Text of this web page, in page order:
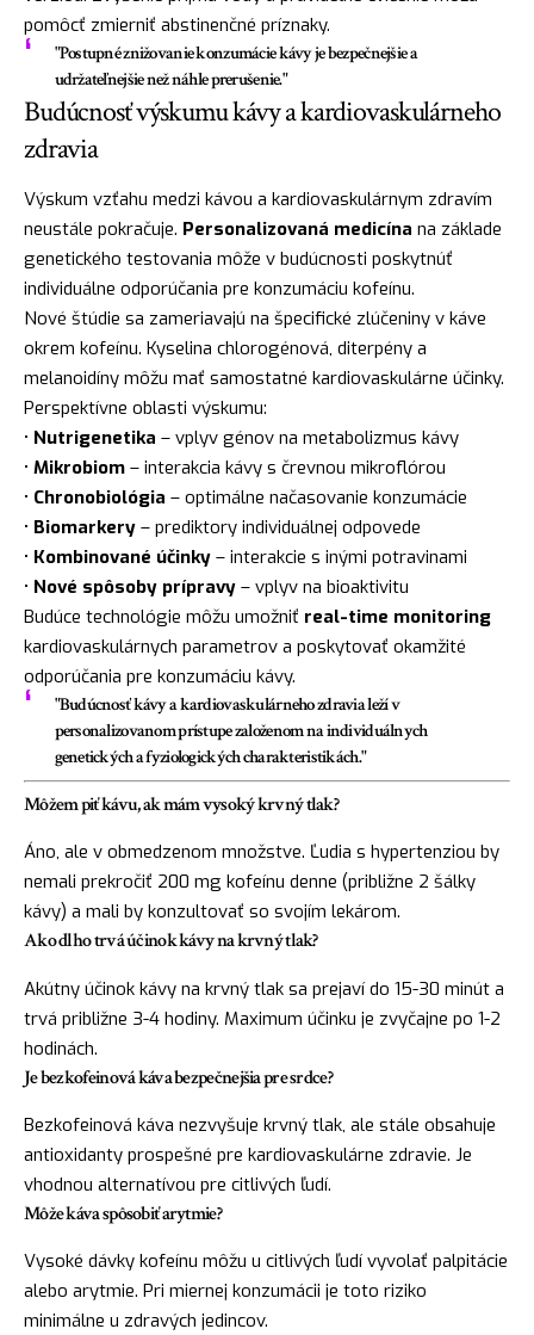
pomôcť zmierniť abstinenčné príznaky.
"Postupné znižovanie konzumácie kávy je bezpečnejšie a
udržateľnejšie než náhle prerušenie."
Budúcnosť výskumu kávy a kardiovaskulárneho
zdravia
Výskum vzťahu medzi kávou a kardiovaskulárnym zdravím
neustále pokračuje. Personalizovaná medicína na základe
genetického testovania môže v budúcnosti poskytnúť
individuálne odporúčania pre konzumáciu kofeínu.
Nové štúdie sa zameriavajú na špecifické zlúčeniny v káve
okrem kofeínu. Kyselina chlorogénová, diterpény a
melanoidíny môžu mať samostatné kardiovaskulárne účinky.
Perspektívne oblasti výskumu:
• Nutrigenetika – vplyv génov na metabolizmus kávy
• Mikrobiom – interakcia kávy s črevnou mikroflórou
• Chronobiológia – optimálne načasovanie konzumácie
• Biomarkery – prediktory individuálnej odpovede
• Kombinované účinky – interakcie s inými potravinami
• Nové spôsoby prípravy – vplyv na bioaktivitu
Budúce technológie môžu umožniť real-time monitoring
kardiovaskulárnych parametrov a poskytovať okamžité
odporúčania pre konzumáciu kávy.
"Budúcnosť kávy a kardiovaskulárneho zdravia leží v
personalizovanom prístupe založenom na individuálnych
genetických a fyziologických charakteristikách."
Môžem piť kávu, ak mám vysoký krvný tlak?
Áno, ale v obmedzenom množstve. Ľudia s hypertenziou by
nemali prekročiť 200 mg kofeínu denne (približne 2 šálky
kávy) a mali by konzultovať so svojím lekárom.
Ako dlho trvá účinok kávy na krvný tlak?
Akútny účinok kávy na krvný tlak sa prejaví do 15-30 minút a
trvá približne 3-4 hodiny. Maximum účinku je zvyčajne po 1-2
hodinách.
Je bezkofeinová káva bezpečnejšia pre srdce?
Bezkofeinová káva nezvyšuje krvný tlak, ale stále obsahuje
antioxidanty prospešné pre kardiovaskulárne zdravie. Je
vhodnou alternatívou pre citlivých ľudí.
Môže káva spôsobiť arytmie?
Vysoké dávky kofeínu môžu u citlivých ľudí vyvolať palpitácie
alebo arytmie. Pri miernej konzumácii je toto riziko
minimálne u zdravých jedincov.